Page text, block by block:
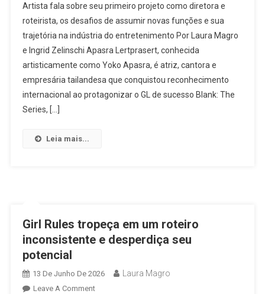
Feridas
Nunca
Cicatrizam
Completamente
E
Algumas
Lembranças
Que
Elas
Artista fala sobre seu primeiro projeto como diretora e
roteirista, os desafios de assumir novas funções e sua
trajetória na indústria do entretenimento Por Laura Magro
e Ingrid Zelinschi Apasra Lertprasert, conhecida
artisticamente como Yoko Apasra, é atriz, cantora e
empresária tailandesa que conquistou reconhecimento
internacional ao protagonizar o GL de sucesso Blank: The
Series, […]
Leia mais...
Girl Rules tropeça em um roteiro
inconsistente e desperdiça seu
potencial
13 De Junho De 2026 Laura Magro
Leave A CommentOn